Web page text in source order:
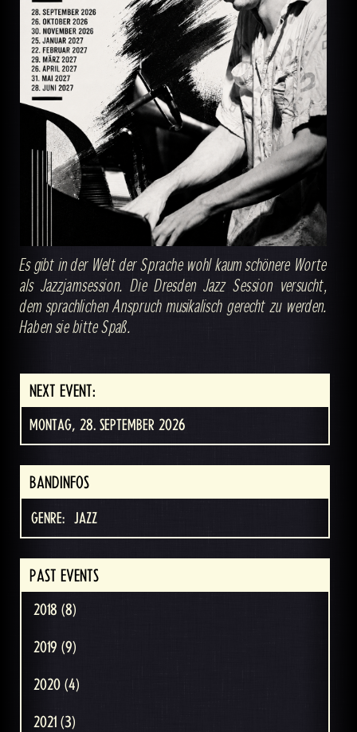
Es gibt in der Welt der Sprache wohl kaum schönere Worte
als Jazzjamsession. Die Dresden Jazz Session versucht,
dem sprachlichen Anspruch musikalisch gerecht zu werden.
Haben sie bitte Spaß.
NEXT EVENT:
MONTAG, 28. SEPTEMBER 2026
BANDINFOS
GENRE: JAZZ
PAST EVENTS
2018 (8)
2019 (9)
2020 (4)
2021 (3)